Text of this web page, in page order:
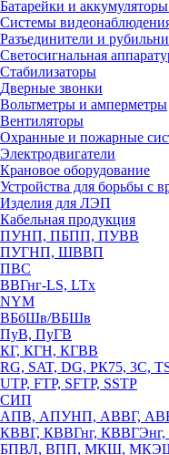
Батарейки и
Системы
Разъединители и
Светосигнальная
Стабилизаторы
Дверные звонки
Вольтметры и амперметры
Вентиляторы
Охранные и пожарные
Электродвигатели
Крановое оборудование
Устройства для борьбы с
Изделия для ЛЭП
Кабельная продукция
ПУНП, ПБПП, ПУВВ
ПУГНП, ШВВП
ПВС
ВВГнг-LS, LTx
NYM
ВБбШв/ВБШв
ПуВ, ПуГВ
КГ, КГН, КГВВ
RG, SAT, DG, РК75, 3С,
UTP, FTP, SFTP, SSTP
СИП
АПВ, АПУНП, АВВГ,
КВВГ, КВВГнг,
БПВЛ, ВПП, МКШ,